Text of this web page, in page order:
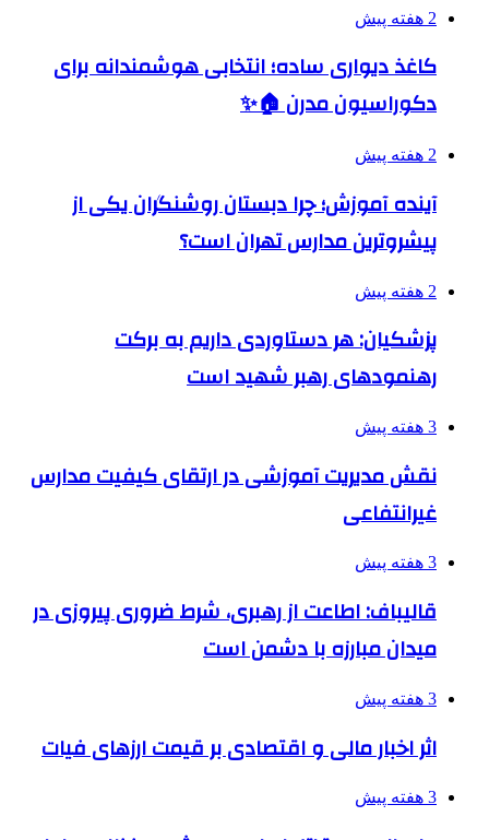
2 هفته پیش
کاغذ دیواری ساده؛ انتخابی هوشمندانه برای
دکوراسیون مدرن 🏠✨
2 هفته پیش
آینده آموزش؛ چرا دبستان روشنگران یکی از
پیشروترین مدارس تهران است؟
2 هفته پیش
پزشکیان: هر دستاوردی داریم به برکت
رهنمودهای رهبر شهید است
3 هفته پیش
نقش مدیریت آموزشی در ارتقای کیفیت مدارس
غیرانتفاعی
3 هفته پیش
قالیباف: اطاعت از رهبری، شرط ضروری پیروزی در
میدان مبارزه با دشمن است
3 هفته پیش
اثر اخبار مالی و اقتصادی بر قیمت ارزهای فیات
3 هفته پیش